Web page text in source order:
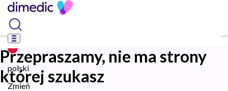
polski
Zmień
Przepraszamy, nie ma strony
której szukasz